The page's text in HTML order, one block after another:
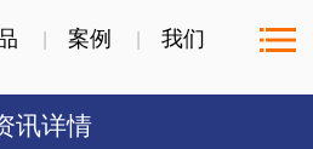
案例 我们
讯详情